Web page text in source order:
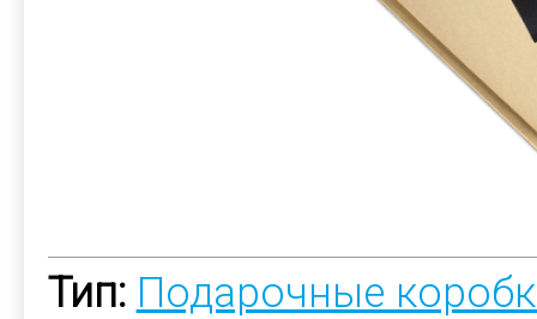
Тип: Подарочные